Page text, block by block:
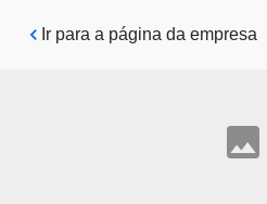
Pular para o conteúdo principal
Ir para a página da empresa